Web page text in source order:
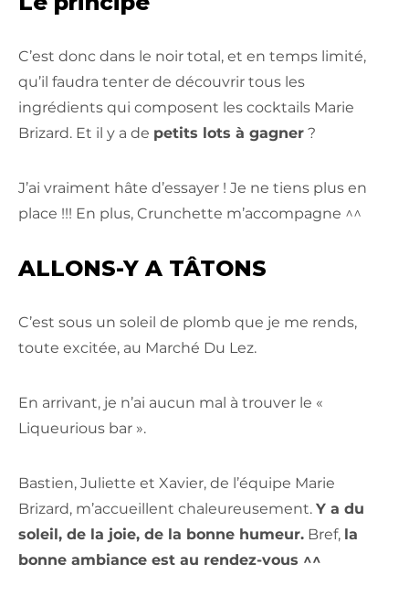
C’est donc dans le noir total, et en temps limité,
qu’il faudra tenter de découvrir tous les
ingrédients qui composent les cocktails Marie
Brizard. Et il y a de petits lots à gagner ?
J’ai vraiment hâte d’essayer ! Je ne tiens plus en
place !!! En plus, Crunchette m’accompagne ^^
ALLONS-Y A TÂTONS
C’est sous un soleil de plomb que je me rends,
toute excitée, au Marché Du Lez.
En arrivant, je n’ai aucun mal à trouver le «
Liqueurious bar ».
Bastien, Juliette et Xavier, de l’équipe Marie
Brizard, m’accueillent chaleureusement. Y a du
soleil, de la joie, de la bonne humeur. Bref, la
bonne ambiance est au rendez-vous ^^